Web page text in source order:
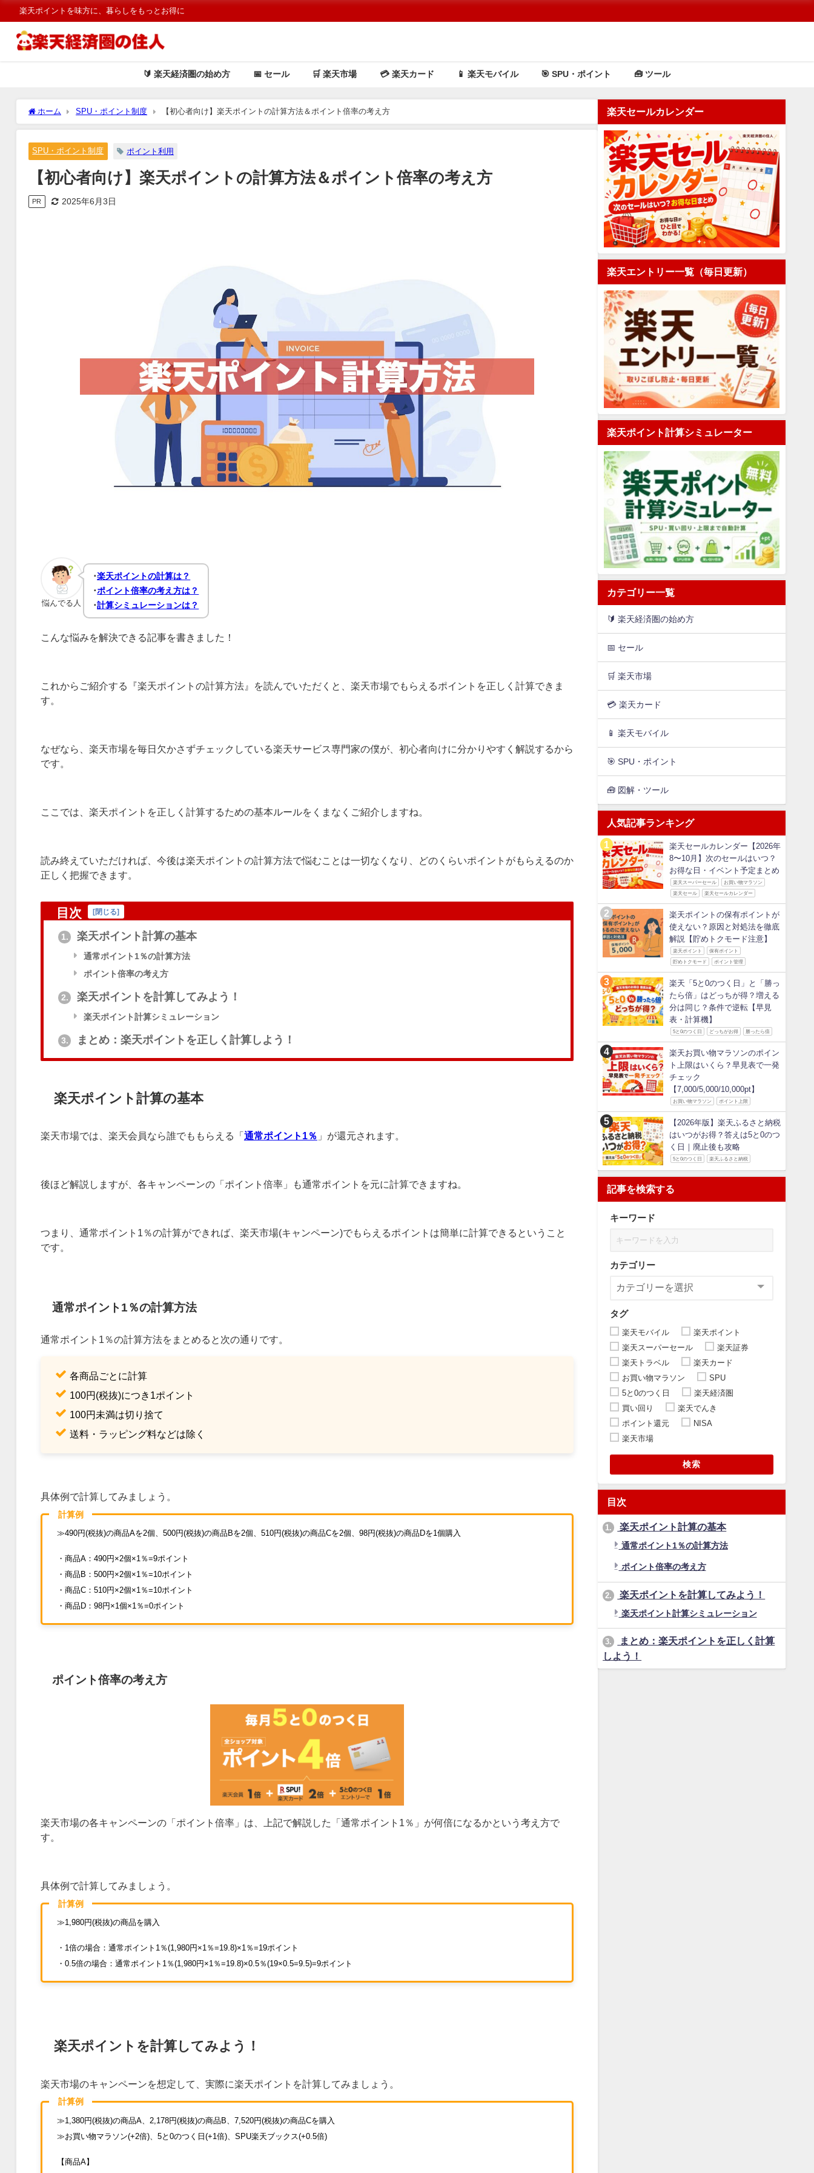
楽天ポイントを味方に、暮らしをもっとお得に
🔰 楽天経済圏の始め方 📅 セール 🛒 楽天市場 💳️ 楽天カード 📱 楽天モバイル 🎯 SPU・ポイント 🧰 ツール
ホーム SPU・ポイント制度 【初心者向け】楽天ポイントの計算方法＆ポイント倍率の考え方
SPU・ポイント制度 ポイント利用
【初心者向け】楽天ポイントの計算方法＆ポイント倍率の考え方
PR 2025年6月3日
悩んでる人
･楽天ポイントの計算は？
･ポイント倍率の考え方は？
･計算シミュレーションは？
こんな悩みを解決できる記事を書きました！
これからご紹介する『楽天ポイントの計算方法』を読んでいただくと、楽天市場でもらえるポイントを正しく計算できま
す。
なぜなら、楽天市場を毎日欠かさずチェックしている楽天サービス専門家の僕が、初心者向けに分かりやすく解説するから
です。
ここでは、楽天ポイントを正しく計算するための基本ルールをくまなくご紹介しますね。
読み終えていただければ、今後は楽天ポイントの計算方法で悩むことは一切なくなり、どのくらいポイントがもらえるのか
正しく把握できます。
目次 [閉じる]
1. 楽天ポイント計算の基本
通常ポイント1％の計算方法
ポイント倍率の考え方
2. 楽天ポイントを計算してみよう！
楽天ポイント計算シミュレーション
3. まとめ：楽天ポイントを正しく計算しよう！
楽天ポイント計算の基本
楽天市場では、楽天会員なら誰でももらえる「 通常ポイント1％ 」が還元されます。
後ほど解説しますが、各キャンペーンの「ポイント倍率」も通常ポイントを元に計算できますね。
つまり、通常ポイント1％の計算ができれば、楽天市場(キャンペーン)でもらえるポイントは簡単に計算できるということ
です。
通常ポイント1％の計算方法
通常ポイント1％の計算方法をまとめると次の通りです。
各商品ごとに計算
100円(税抜)につき1ポイント
100円未満は切り捨て
送料・ラッピング料などは除く
具体例で計算してみましょう。
計算例
≫490円(税抜)の商品Aを2個、500円(税抜)の商品Bを2個、510円(税抜)の商品Cを2個、98円(税抜)の商品Dを1個購入
・商品A：490円×2個×1％=9ポイント
・商品B：500円×2個×1％=10ポイント
・商品C：510円×2個×1％=10ポイント
・商品D：98円×1個×1％=0ポイント
ポイント倍率の考え方
楽天市場の各キャンペーンの「ポイント倍率」は、上記で解説した「通常ポイント1％」が何倍になるかという考え方で
す。
具体例で計算してみましょう。
計算例
≫1,980円(税抜)の商品を購入
・1倍の場合：通常ポイント1％(1,980円×1％=19.8)×1％=19ポイント
・0.5倍の場合：通常ポイント1％(1,980円×1％=19.8)×0.5％(19×0.5=9.5)=9ポイント
楽天ポイントを計算してみよう！
楽天市場のキャンペーンを想定して、実際に楽天ポイントを計算してみましょう。
計算例
≫1,380円(税抜)の商品A、2,178円(税抜)の商品B、7,520円(税抜)の商品Cを購入
≫お買い物マラソン(+2倍)、5と0のつく日(+1倍)、SPU楽天ブックス(+0.5倍)
【商品A】
楽天セールカレンダー
楽天エントリー一覧（毎日更新）
楽天ポイント計算シミュレーター
カテゴリー一覧
🔰 楽天経済圏の始め方
📅 セール
🛒 楽天市場
💳️ 楽天カード
📱 楽天モバイル
🎯 SPU・ポイント
🧰 図解・ツール
人気記事ランキング
楽天セールカレンダー【2026年
8〜10月】次のセールはいつ？
お得な日・イベント予定まとめ
楽天スーパーセール お買い物マラソン
楽天セール 楽天セールカレンダー
楽天ポイントの保有ポイントが
使えない？原因と対処法を徹底
解説【貯めトクモード注意】
楽天ポイント 保有ポイント
貯めトクモード ポイント管理
楽天「5と0のつく日」と「勝っ
たら倍」はどっちが得？増える
分は同じ？条件で逆転【早見
表・計算機】
5と0のつく日 どっちがお得 勝ったら倍
楽天お買い物マラソンのポイン
ト上限はいくら？早見表で一発
チェック
【7,000/5,000/10,000pt】
お買い物マラソン ポイント上限
【2026年版】楽天ふるさと納税
はいつがお得？答えは5と0のつ
く日｜廃止後も攻略
5と0のつく日 楽天ふるさと納税
記事を検索する
キーワード
カテゴリー
タグ
楽天モバイル
楽天ポイント
楽天スーパーセール
楽天証券
楽天トラベル
楽天カード
お買い物マラソン
SPU
5と0のつく日
楽天経済圏
買い回り
楽天でんき
ポイント還元
NISA
楽天市場
検索
目次
1. 楽天ポイント計算の基本
通常ポイント1％の計算方法
ポイント倍率の考え方
2. 楽天ポイントを計算してみよう！
楽天ポイント計算シミュレーション
3.
まとめ：楽天ポイントを正しく計算
しよう！